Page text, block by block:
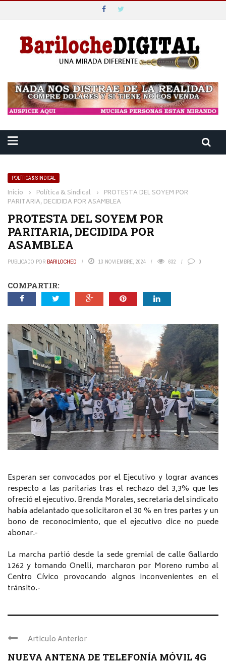
POLÍTICA & SINDICAL
Inicio › Política & Sindical › PROTESTA DEL SOYEM POR
PARITARIA, DECIDIDA POR ASAMBLEA
PROTESTA DEL SOYEM POR
PARITARIA, DECIDIDA POR
ASAMBLEA
PUBLICADO POR BARILOCHED 13 NOVIEMBRE, 2024 632 0
COMPARTIR:
Esperan ser convocados por el Ejecutivo y lograr avances
respecto a las paritarias tras el rechazo del 3,3% que les
ofreció el ejecutivo. Brenda Morales, secretaria del sindicato
había adelantado que solicitaron el 30 % en tres partes y un
bono de reconocimiento, que el ejecutivo dice no puede
abonar.-
La marcha partió desde la sede gremial de calle Gallardo
1262 y tomando Onelli, marcharon por Moreno rumbo al
Centro Cívico provocando algnos inconvenientes en el
tránsito.-
Articulo Anterior
NUEVA ANTENA DE TELEFONÍA MÓVIL 4G